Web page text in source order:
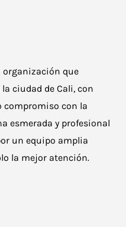
organización que
ciudad de Cali, con
compromiso con la
esmerada y profesional
un equipo amplia
la mejor atención.